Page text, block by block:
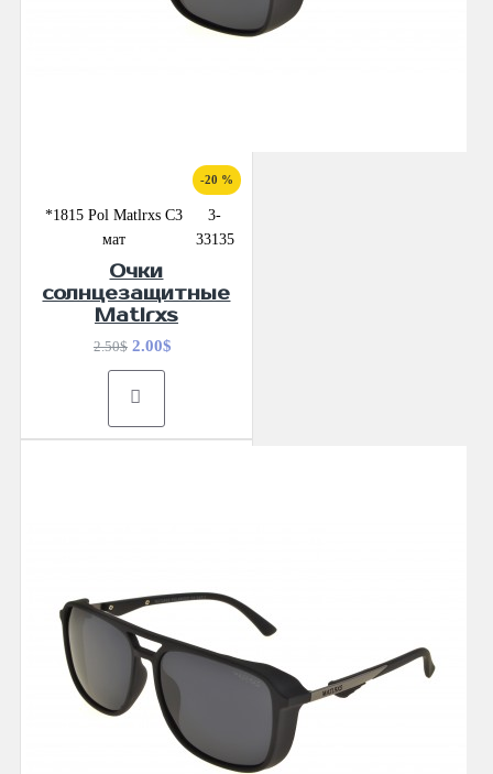
-20 %
*1815 Pol Matlrxs С3
мат
3-
33135
Очки
солнцезащитные
Matlrxs
2.50$ 2.00$